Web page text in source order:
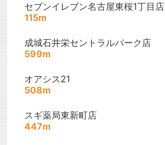
セブンイレブン名古屋東桜1丁目店
115m
成城石井栄セントラルパーク店
599m
オアシス21
508m
スギ薬局東新町店
447m